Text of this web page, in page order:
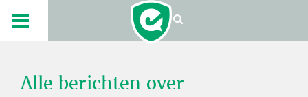
Alle berichten over